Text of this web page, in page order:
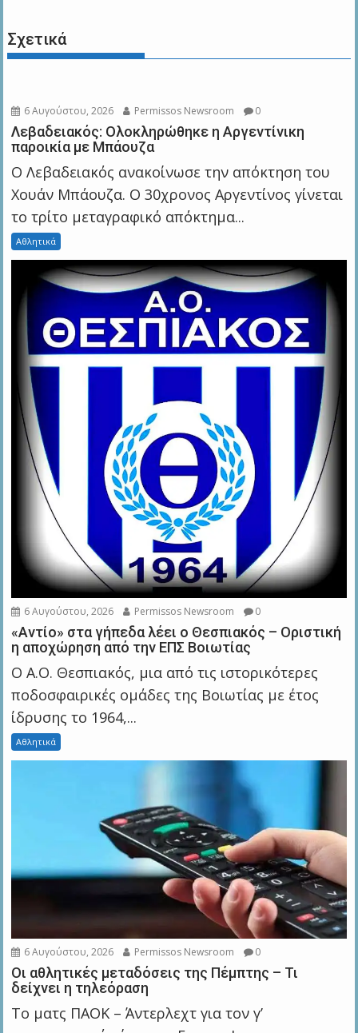
Σχετικά
6 Αυγούστου, 2026 Permissos Newsroom 0
Λεβαδειακός: Ολοκληρώθηκε η Αργεντίνικη
παροικία με Μπάουζα
Ο Λεβαδειακός ανακοίνωσε την απόκτηση του
Χουάν Μπάουζα. Ο 30χρονος Αργεντίνος γίνεται
το τρίτο μεταγραφικό απόκτημα...
Αθλητικά
6 Αυγούστου, 2026 Permissos Newsroom 0
«Αντίο» στα γήπεδα λέει ο Θεσπιακός – Οριστική
η αποχώρηση από την ΕΠΣ Βοιωτίας
Ο Α.Ο. Θεσπιακός, μια από τις ιστορικότερες
ποδοσφαιρικές ομάδες της Βοιωτίας με έτος
ίδρυσης το 1964,...
Αθλητικά
6 Αυγούστου, 2026 Permissos Newsroom 0
Οι αθλητικές μεταδόσεις της Πέμπτης – Τι
δείχνει η τηλεόραση
Το ματς ΠΑΟΚ – Άντερλεχτ για τον γ’